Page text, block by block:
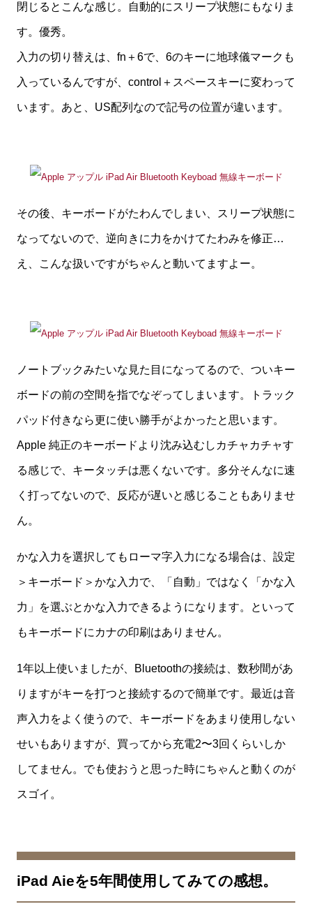
閉じるとこんな感じ。自動的にスリープ状態にもなりま
す。優秀。
入力の切り替えは、fn＋6で、6のキーに地球儀マークも
入っているんですが、control＋スペースキーに変わって
います。あと、US配列なので記号の位置が違います。
その後、キーボードがたわんでしまい、スリープ状態に
なってないので、逆向きに力をかけてたわみを修正…
え、こんな扱いですがちゃんと動いてますよー。
ノートブックみたいな見た目になってるので、ついキー
ボードの前の空間を指でなぞってしまいます。トラック
パッド付きなら更に使い勝手がよかったと思います。
Apple 純正のキーボードより沈み込むしカチャカチャす
る感じで、キータッチは悪くないです。多分そんなに速
く打ってないので、反応が遅いと感じることもありませ
ん。
かな入力を選択してもローマ字入力になる場合は、設定
＞キーボード＞かな入力で、「自動」ではなく「かな入
力」を選ぶとかな入力できるようになります。といって
もキーボードにカナの印刷はありません。
1年以上使いましたが、Bluetoothの接続は、数秒間があ
りますがキーを打つと接続するので簡単です。最近は音
声入力をよく使うので、キーボードをあまり使用しない
せいもありますが、買ってから充電2〜3回くらいしか
してません。でも使おうと思った時にちゃんと動くのが
スゴイ。
iPad Aieを5年間使用してみての感想。